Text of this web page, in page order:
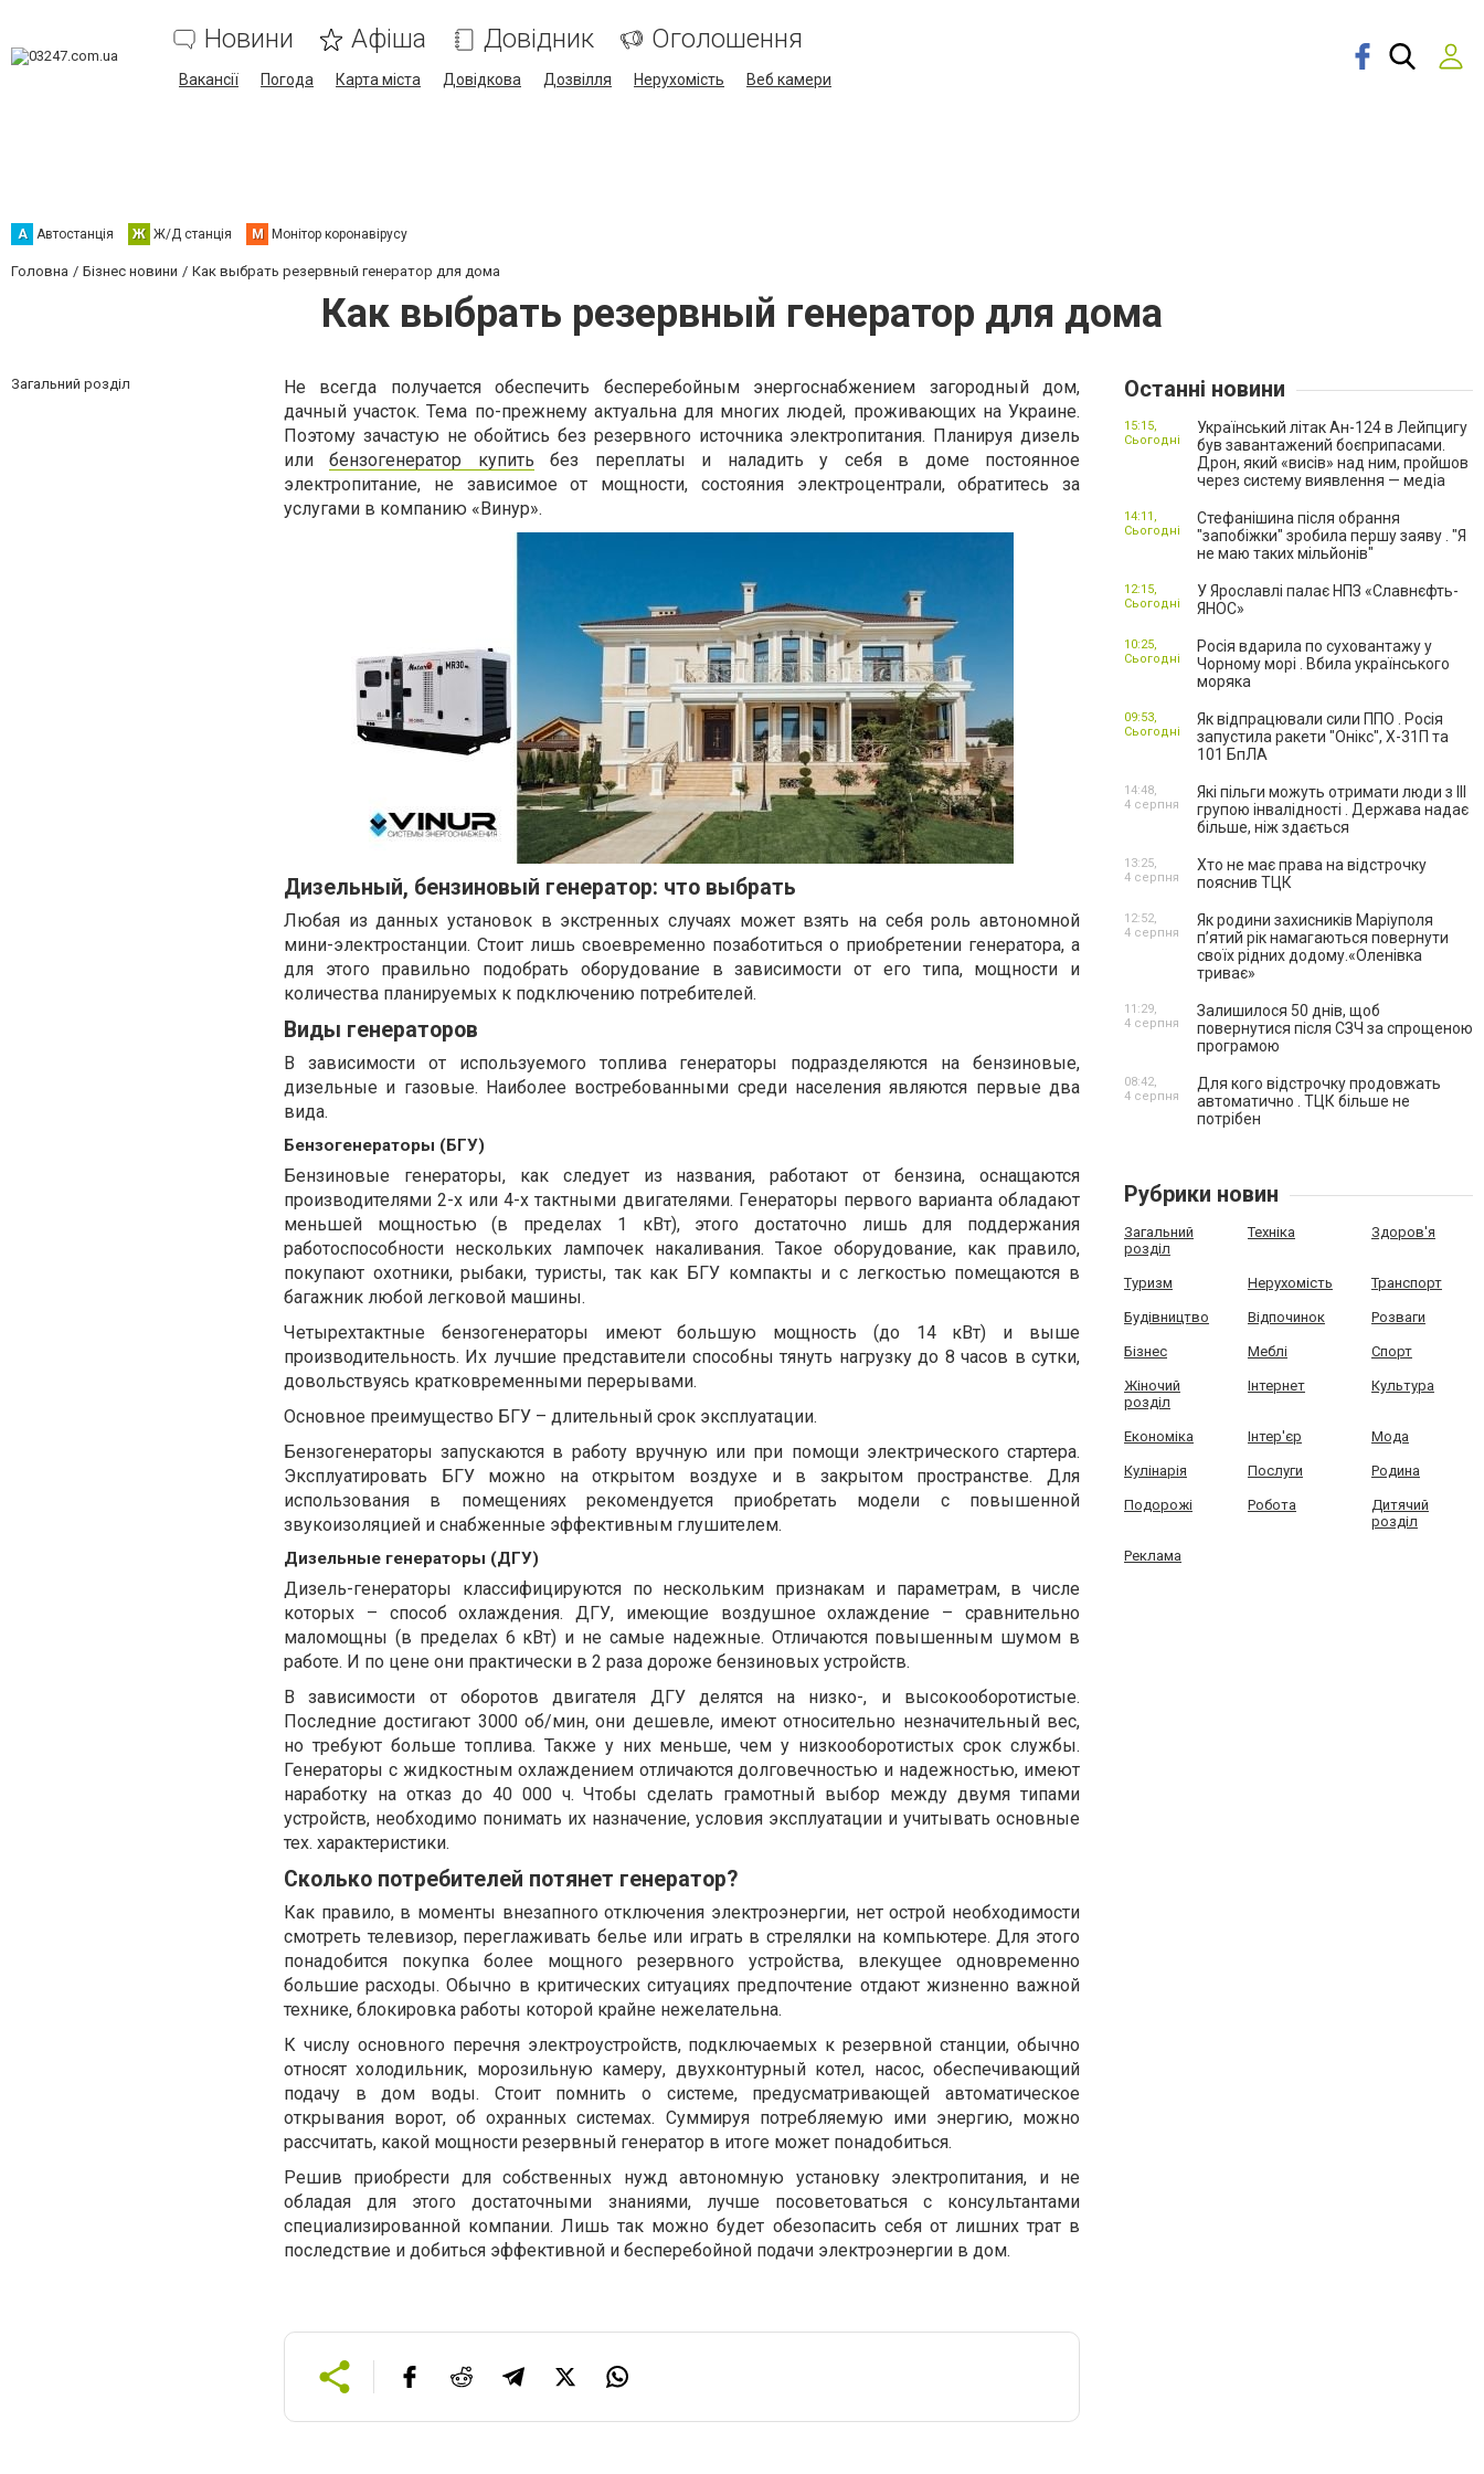
Новини Афіша Довідник Оголошення
Вакансії Погода Карта міста Довідкова Дозвілля Нерухомість Веб камери
А Автостанція Ж Ж/Д станція М Монітор коронавірусу
Головна Бізнес новини Как выбрать резервный генератор для дома
Как выбрать резервный генератор для дома
Загальний розділ
Не всегда получается обеспечить бесперебойным энергоснабжением загородный дом,
дачный участок. Тема по-прежнему актуальна для многих людей, проживающих на Украине.
Поэтому зачастую не обойтись без резервного источника электропитания. Планируя дизель
илибензогенератор купить без переплаты и наладить у себя в доме постоянное
электропитание, не зависимое от мощности, состояния электроцентрали, обратитесь за
услугами в компанию «Винур».
Дизельный, бензиновый генератор: что выбрать
Любая из данных установок в экстренных случаях может взять на себя роль автономной
мини-электростанции. Стоит лишь своевременно позаботиться о приобретении генератора, а
для этого правильно подобрать оборудование в зависимости от его типа, мощности и
количества планируемых к подключению потребителей.
Виды генераторов
В зависимости от используемого топлива генераторы подразделяются на бензиновые,
дизельные и газовые. Наиболее востребованными среди населения являются первые два
вида.
Бензогенераторы (БГУ)
Бензиновые генераторы, как следует из названия, работают от бензина, оснащаются
производителями 2-х или 4-х тактными двигателями. Генераторы первого варианта обладают
меньшей мощностью (в пределах 1 кВт), этого достаточно лишь для поддержания
работоспособности нескольких лампочек накаливания. Такое оборудование, как правило,
покупают охотники, рыбаки, туристы, так как БГУ компакты и с легкостью помещаются в
багажник любой легковой машины.
Четырехтактные бензогенераторы имеют большую мощность (до 14 кВт) и выше
производительность. Их лучшие представители способны тянуть нагрузку до 8 часов в сутки,
довольствуясь кратковременными перерывами.
Основное преимущество БГУ – длительный срок эксплуатации.
Бензогенераторы запускаются в работу вручную или при помощи электрического стартера.
Эксплуатировать БГУ можно на открытом воздухе и в закрытом пространстве. Для
использования в помещениях рекомендуется приобретать модели с повышенной
звукоизоляцией и снабженные эффективным глушителем.
Дизельные генераторы (ДГУ)
Дизель-генераторы классифицируются по нескольким признакам и параметрам, в числе
которых – способ охлаждения. ДГУ, имеющие воздушное охлаждение – сравнительно
маломощны (в пределах 6 кВт) и не самые надежные. Отличаются повышенным шумом в
работе. И по цене они практически в 2 раза дороже бензиновых устройств.
В зависимости от оборотов двигателя ДГУ делятся на низко-, и высокооборотистые.
Последние достигают 3000 об/мин, они дешевле, имеют относительно незначительный вес,
но требуют больше топлива. Также у них меньше, чем у низкооборотистых срок службы.
Генераторы с жидкостным охлаждением отличаются долговечностью и надежностью, имеют
наработку на отказ до 40 000 ч. Чтобы сделать грамотный выбор между двумя типами
устройств, необходимо понимать их назначение, условия эксплуатации и учитывать основные
тех. характеристики.
Сколько потребителей потянет генератор?
Как правило, в моменты внезапного отключения электроэнергии, нет острой необходимости
смотреть телевизор, переглаживать белье или играть в стрелялки на компьютере. Для этого
понадобится покупка более мощного резервного устройства, влекущее одновременно
большие расходы. Обычно в критических ситуациях предпочтение отдают жизненно важной
технике, блокировка работы которой крайне нежелательна.
К числу основного перечня электроустройств, подключаемых к резервной станции, обычно
относят холодильник, морозильную камеру, двухконтурный котел, насос, обеспечивающий
подачу в дом воды. Стоит помнить о системе, предусматривающей автоматическое
открывания ворот, об охранных системах. Суммируя потребляемую ими энергию, можно
рассчитать, какой мощности резервный генератор в итоге может понадобиться.
Решив приобрести для собственных нужд автономную установку электропитания, и не
обладая для этого достаточными знаниями, лучше посоветоваться с консультантами
специализированной компании. Лишь так можно будет обезопасить себя от лишних трат в
последствие и добиться эффективной и бесперебойной подачи электроэнергии в дом.
Останні новини
Український літак Ан-124 в Лейпцигу
був завантажений боєприпасами.
Дрон, який «висів» над ним, пройшов
через систему виявлення — медіа
15:15,
Сьогодні
Стефанішина після обрання
"запобіжки" зробила першу заяву . "Я
не маю таких мільйонів"
14:11,
Сьогодні
У Ярославлі палає НПЗ «Славнєфть-
ЯНОС»
12:15,
Сьогодні
Росія вдарила по суховантажу у
Чорному морі . Вбила українського
моряка
10:25,
Сьогодні
Як відпрацювали сили ППО . Росія
запустила ракети "Онікс", Х-31П та
101 БпЛА
09:53,
Сьогодні
Які пільги можуть отримати люди з III
групою інвалідності . Держава надає
більше, ніж здається
14:48,
4 серпня
Хто не має права на відстрочку
пояснив ТЦК
13:25,
4 серпня
Як родини захисників Маріуполя
пʼятий рік намагаються повернути
своїх рідних додому.«Оленівка
триває»
12:52,
4 серпня
Залишилося 50 днів, щоб
повернутися після СЗЧ за спрощеною
програмою
11:29,
4 серпня
Для кого відстрочку продовжать
автоматично . ТЦК більше не
потрібен
08:42,
4 серпня
Рубрики новин
Загальний
розділ
Техніка Здоров'я
Туризм Нерухомість Транспорт
Будівництво Відпочинок Розваги
Бізнес Меблі Спорт
Жіночий
розділ
Інтернет Культура
Економіка Інтер'єр Мода
Кулінарія Послуги Родина
Подорожі Робота
Дитячий
розділ
Реклама